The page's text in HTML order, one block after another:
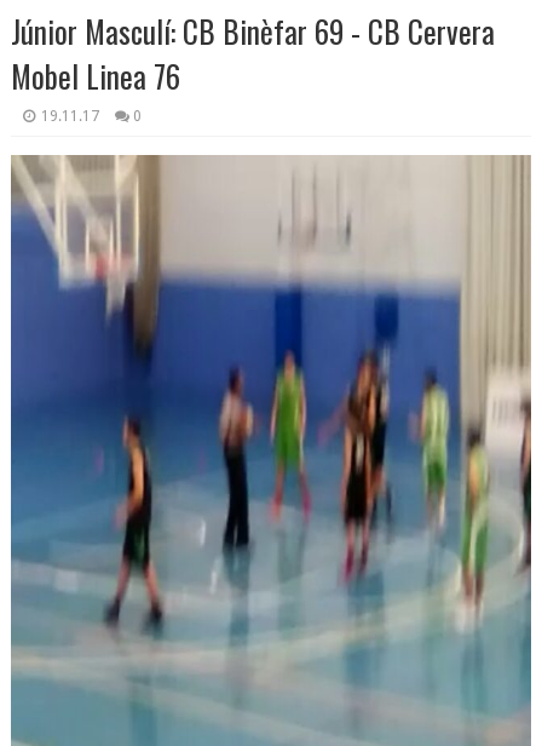
Júnior Masculí: CB Binèfar 69 - CB Cervera
Mobel Linea 76
19.11.17 0